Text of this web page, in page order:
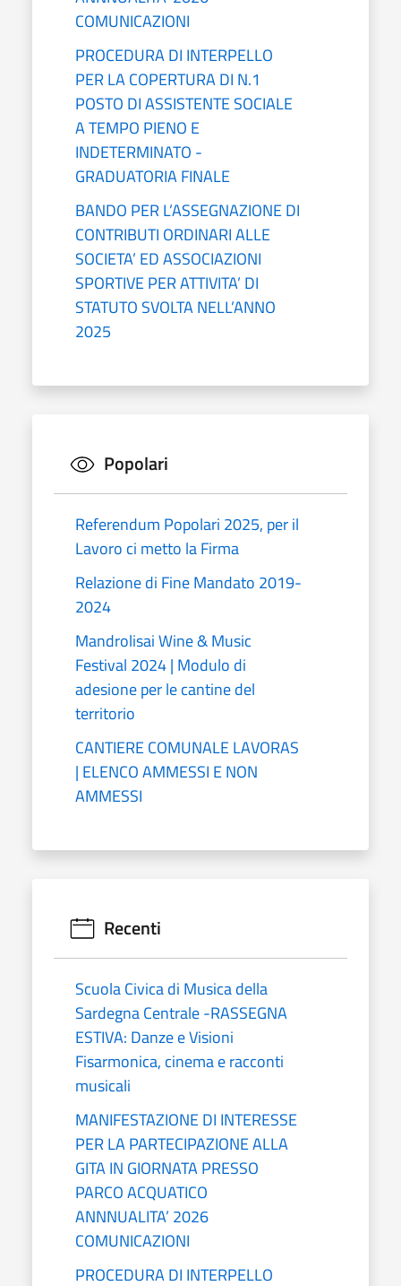
COMUNICAZIONI
PROCEDURA DI INTERPELLO
PER LA COPERTURA DI N.1
POSTO DI ASSISTENTE SOCIALE
A TEMPO PIENO E
INDETERMINATO -
GRADUATORIA FINALE
BANDO PER L’ASSEGNAZIONE DI
CONTRIBUTI ORDINARI ALLE
SOCIETA’ ED ASSOCIAZIONI
SPORTIVE PER ATTIVITA’ DI
STATUTO SVOLTA NELL’ANNO
2025
Popolari
Referendum Popolari 2025, per il
Lavoro ci metto la Firma
Relazione di Fine Mandato 2019-
2024
Mandrolisai Wine & Music
Festival 2024 | Modulo di
adesione per le cantine del
territorio
CANTIERE COMUNALE LAVORAS
| ELENCO AMMESSI E NON
AMMESSI
Recenti
Scuola Civica di Musica della
Sardegna Centrale -RASSEGNA
ESTIVA: Danze e Visioni
Fisarmonica, cinema e racconti
musicali
MANIFESTAZIONE DI INTERESSE
PER LA PARTECIPAZIONE ALLA
GITA IN GIORNATA PRESSO
PARCO ACQUATICO
ANNNUALITA’ 2026
COMUNICAZIONI
PROCEDURA DI INTERPELLO